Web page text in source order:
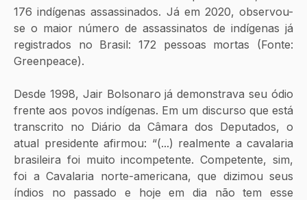
176 indígenas assassinados. Já em 2020, observou-
se o maior número de assassinatos de indígenas já
registrados no Brasil: 172 pessoas mortas (Fonte:
Greenpeace).
Desde 1998, Jair Bolsonaro já demonstrava seu ódio
frente aos povos indígenas. Em um discurso que está
transcrito no Diário da Câmara dos Deputados, o
atual presidente afirmou: “(...) realmente a cavalaria
brasileira foi muito incompetente. Competente, sim,
foi a Cavalaria norte-americana, que dizimou seus
índios no passado e hoje em dia não tem esse